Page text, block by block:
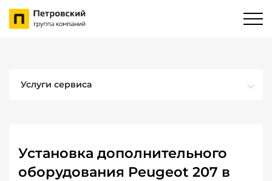
Услуги сервиса
Установка дополнительного
оборудования Peugeot 207 в